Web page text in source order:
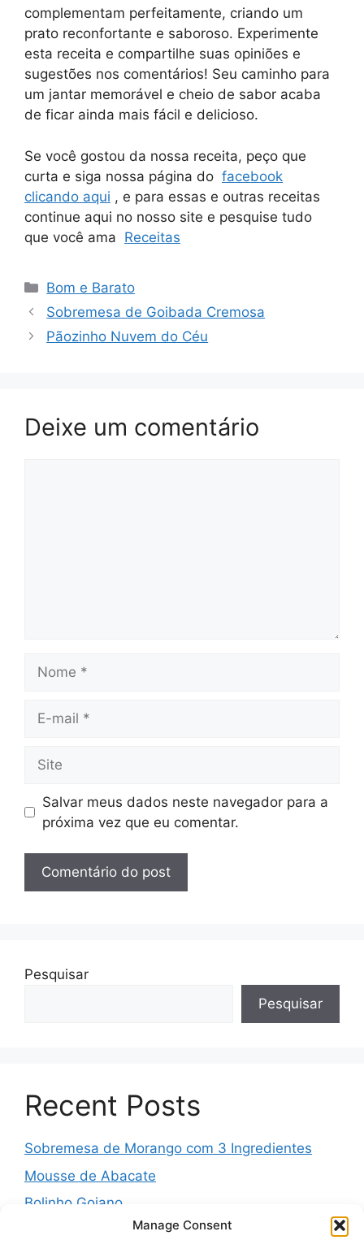
Manage Consent
complementam perfeitamente, criando um
prato reconfortante e saboroso. Experimente
esta receita e compartilhe suas opiniões e
sugestões nos comentários! Seu caminho para
um jantar memorável e cheio de sabor acaba
de ficar ainda mais fácil e delicioso.
Se você gostou da nossa receita, peço que
curta e siga nossa página do facebook
clicando aqui , e para essas e outras receitas
continue aqui no nosso site e pesquise tudo
que você ama Receitas
Categorias
Bom e Barato
Sobremesa de Goibada Cremosa
Pãozinho Nuvem do Céu
Deixe um comentário
mail
Salvar meus dados neste navegador para a
próxima vez que eu comentar.
Pesquisar
Pesquisar
Recent Posts
Sobremesa de Morango com 3 Ingredientes
Mousse de Abacate
Bolinho Goiano